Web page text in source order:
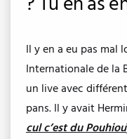
Il y en a eu pas mal
Internationale de la
un live avec
pans. Il y avait
cul c’est du Pouhiou